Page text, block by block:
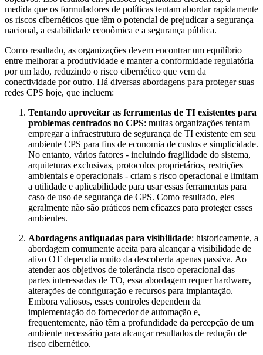
medida que os formuladores de políticas tentam abordar rapidamente
os riscos cibernéticos que têm o potencial de prejudicar a segurança
nacional, a estabilidade econômica e a segurança pública.
Como resultado, as organizações devem encontrar um equilíbrio
entre melhorar a produtividade e manter a conformidade regulatória
por um lado, reduzindo o risco cibernético que vem da
conectividade por outro. Há diversas abordagens para proteger suas
redes CPS hoje, que incluem:
Tentando aproveitar as ferramentas de TI existentes para
problemas centrados no CPS: muitas organizações tentam
empregar a infraestrutura de segurança de TI existente em seu
ambiente CPS para fins de economia de custos e simplicidade.
No entanto, vários fatores - incluindo fragilidade do sistema,
arquiteturas exclusivas, protocolos proprietários, restrições
ambientais e operacionais - criam s risco operacional e limitam
a utilidade e aplicabilidade para usar essas ferramentas para
caso de uso de segurança de CPS. Como resultado, eles
geralmente não são práticos nem eficazes para proteger esses
ambientes.
Abordagens antiquadas para visibilidade: historicamente, a
abordagem comumente aceita para alcançar a visibilidade de
ativo OT dependia muito da descoberta apenas passiva. Ao
atender aos objetivos de tolerância risco operacional das
partes interessadas de TO, essa abordagem requer hardware,
alterações de configuração e recursos para implantação.
Embora valiosos, esses controles dependem da
implementação do fornecedor de automação e,
frequentemente, não têm a profundidade da percepção de um
ambiente necessário para alcançar resultados de redução de
risco cibernético.